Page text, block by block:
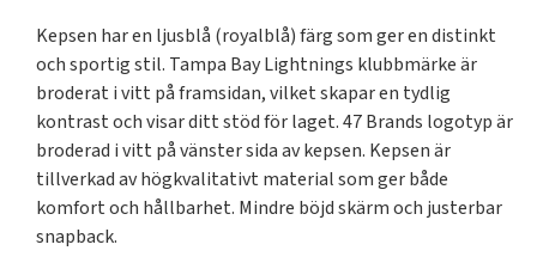
Kepsen har en ljusblå (royalblå) färg som ger en distinkt
och sportig stil. Tampa Bay Lightnings klubbmärke är
broderat i vitt på framsidan, vilket skapar en tydlig
kontrast och visar ditt stöd för laget. 47 Brands logotyp är
broderad i vitt på vänster sida av kepsen. Kepsen är
tillverkad av högkvalitativt material som ger både
komfort och hållbarhet. Mindre böjd skärm och justerbar
snapback.